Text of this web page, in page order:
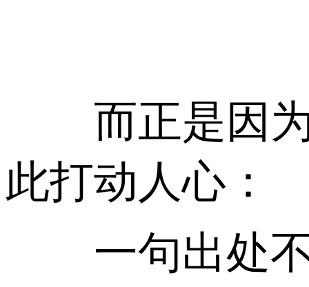
而正是因为
此打动人心：
一句出处不